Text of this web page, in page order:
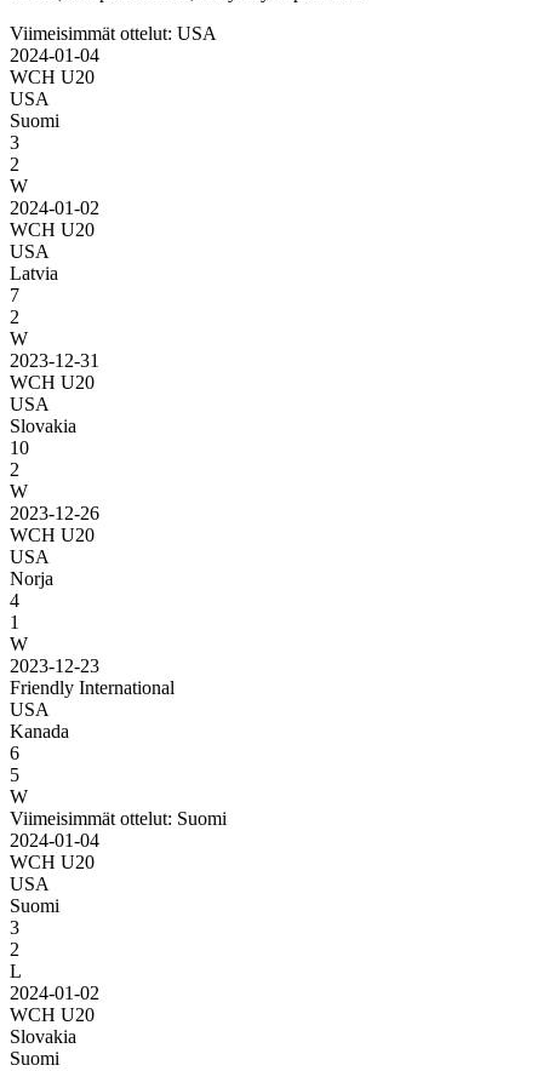
Viimeisimmät ottelut: USA
2024-01-04
WCH U20
USA
Suomi
3
2
W
2024-01-02
WCH U20
USA
Latvia
7
2
W
2023-12-31
WCH U20
USA
Slovakia
10
2
W
2023-12-26
WCH U20
USA
Norja
4
1
W
2023-12-23
Friendly International
USA
Kanada
6
5
W
Viimeisimmät ottelut: Suomi
2024-01-04
WCH U20
USA
Suomi
3
2
L
2024-01-02
WCH U20
Slovakia
Suomi